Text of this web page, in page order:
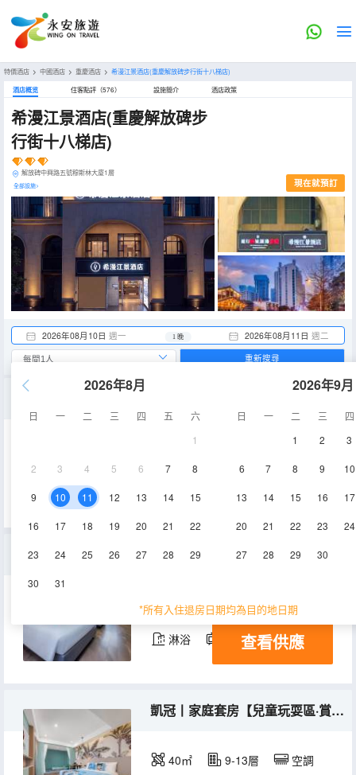
特價酒店 > 中國酒店 > 重慶酒店 > 希漫江景酒店(重慶解放碑步行街十八梯店)
酒店概览 住客點評（576） 設施簡介 酒店政策
希漫江景酒店(重慶解放碑步
行街十八梯店)
解放碑中興路五號穆斯林大廈1層
全部設施> 現在就預訂
2026年08月10日 週一 2026年08月11日 週二
1 晚
2026年8月
日 一 二 三 四 五
六
1
2 3 4 5 6 7 8
9 10 11 12 13 14 15
16 17 18 19 20 21 22
23 24 25 26 27 28 29
30 31
2026年9月
日 一 二 三
四
1
2 3
6 7 8 9 10
13 14 15 16 17
20 21 22 23 24
27 28 29 30
*所有入住退房日期均為目的地日期
重新搜尋
38-40㎡ 空調
城景丨茶香雙床房
40㎡ 9-10層 空調
淋浴 電視機
查看供應
凱冠丨家庭套房【兒童玩耍區·賞十八梯夜景】
40㎡ 9-13層 空調